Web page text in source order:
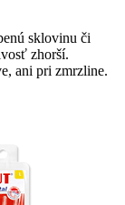
sklovinu či
zhorší.
ani pri zmrzline.